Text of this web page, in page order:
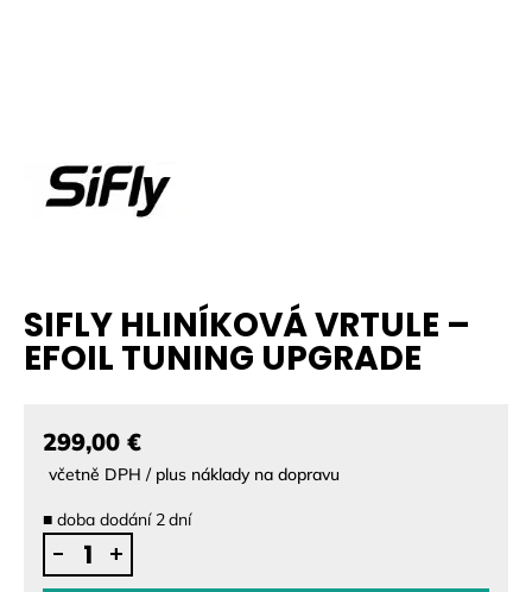
SIFLY HLINÍKOVÁ VRTULE –
EFOIL TUNING UPGRADE
299,00 €
včetně DPH / plus náklady na dopravu
■ doba dodání 2dní
SiFly
hliníková
+
-